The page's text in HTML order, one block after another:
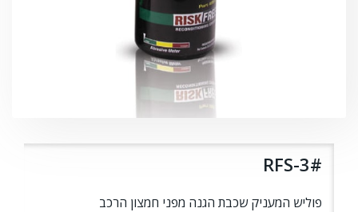
RFS-3#
פוליש המעניק שכבת הגנה מפני חמצון הרכב